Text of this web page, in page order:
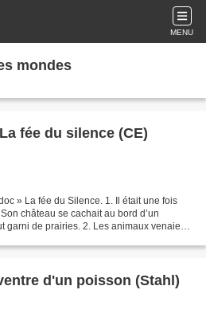
MENU
mondes
fée du silence (CE)
» La fée du Silence. 1. Il était une fois
château se cachait au bord d’un
garni de prairies. 2. Les animaux venaient
d'un poisson (Stahl)